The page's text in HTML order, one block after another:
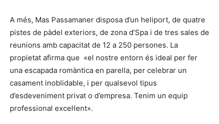
A més, Mas Passamaner disposa d’un heliport, de quatre
pistes de pàdel exteriors, de zona d’Spa i de tres sales de
reunions amb capacitat de 12 a 250 persones. La
propietat afirma que «el nostre entorn és ideal per fer
una escapada romàntica en parella, per celebrar un
casament inoblidable, i per qualsevol tipus
d’esdeveniment privat o d’empresa. Tenim un equip
professional excel·lent».